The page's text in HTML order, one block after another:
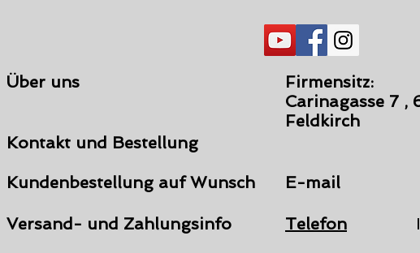
Über uns
Firmensitz:
Carinagasse 7 ,
Feldkirch
Kontakt und Bestellung
Kundenbestellung auf Wunsch E-mail
Versand- und Zahlungsinfo Telefon